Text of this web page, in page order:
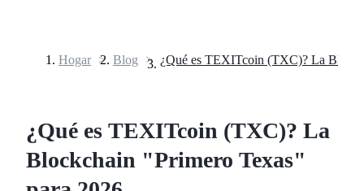
Hogar > Blog >
¿Qué es TEXITcoin (TXC)? La
Blockchain "Primero Texas"